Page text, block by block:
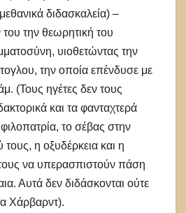
διδασκαλεία) –
την θεωρητική του
υιοθετώντας την
την οποία επένδυσε με
(Τους ηγέτες δεν τους
και τα φανταχτερά
το σέβας στην
η οξυδέρκεια και η
να υπερασπιστούν πάση
Αυτά δεν διδάσκονται ούτε
Χάρβαρντ).